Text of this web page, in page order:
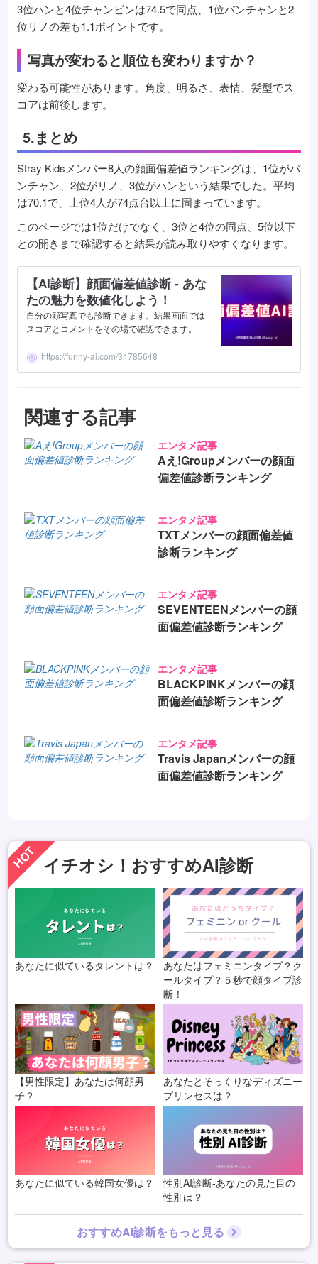
3位ハンと4位チャンビンは74.5で同点、1位バンチャンと2
位リノの差も1.1ポイントです。
写真が変わると順位も変わりますか？
変わる可能性があります。角度、明るさ、表情、髪型でス
コアは前後します。
5.まとめ
Stray Kidsメンバー8人の顔面偏差値ランキングは、1位がバ
ンチャン、2位がリノ、3位がハンという結果でした。平均
は70.1で、上位4人が74点台以上に固まっています。
このページでは1位だけでなく、3位と4位の同点、5位以下
との開きまで確認すると結果が読み取りやすくなります。
【AI診断】顔面偏差値診断 - あな
たの魅力を数値化しよう！
自分の顔写真でも診断できます。結果画面では
スコアとコメントをその場で確認できます。
https://funny-ai.com/34785648
関連する記事
エンタメ記事
Aえ!Groupメンバーの顔面
偏差値診断ランキング
エンタメ記事
TXTメンバーの顔面偏差値
診断ランキング
エンタメ記事
SEVENTEENメンバーの顔
面偏差値診断ランキング
エンタメ記事
BLACKPINKメンバーの顔
面偏差値診断ランキング
エンタメ記事
Travis Japanメンバーの顔
面偏差値診断ランキング
HOT イチオシ！おすすめAI診断
あなたに似ているタレントは？
あなたはフェミニンタイプ？ク
ールタイプ？５秒で顔タイプ診
断！
【男性限定】あなたは何顔男
子？
あなたとそっくりなディズニー
プリンセスは？
あなたに似ている韓国女優は？
性別AI診断-あなたの見た目の
性別は？
おすすめAI診断をもっと見る